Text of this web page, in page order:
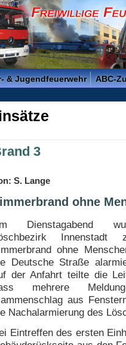
Kreisstadt Saarlouis -
& Jugendfeuerwehr ABC-
3
S. Lange
ohne
Dienstagabend
Innenstadt
ohne
Deutsche Straße
der Anfahrt teilte die
mehrere
aus
Nachalarmierung des
Eintreffen des ersten